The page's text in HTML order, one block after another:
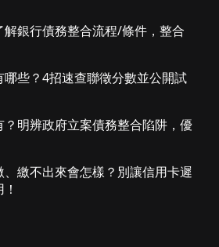
銀行債務整合流程/條件，整合
些？4招速查聯徵分數並公開試
明辨政府立案債務整合陷阱，優
繳不出來會怎樣？別讓信用卡遲